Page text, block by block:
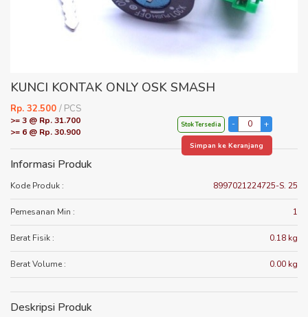
KUNCI KONTAK ONLY OSK SMASH
Rp. 32.500 / PCS
>= 3 @ Rp. 31.700
>= 6 @ Rp. 30.900
Stok Tersedia
Simpan ke Keranjang
Informasi Produk
Kode Produk :
Pemesanan Min :
Berat Fisik :
Berat Volume :
8997021224725-S. 25
1
0.18 kg
0.00 kg
Deskripsi Produk